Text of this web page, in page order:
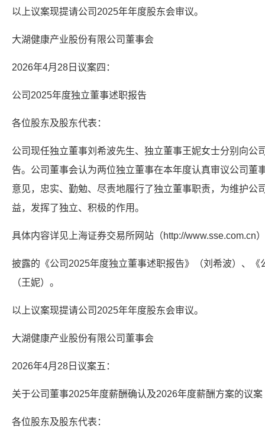
以上议案现提请公司2025年年度股东会审议。
大湖健康产业股份有限公司董事会
2026年4月28日议案四：
公司2025年度独立董事述职报告
各位股东及股东代表：
公司现任独立董事刘希波先生、独立董事王妮女士分别向公
告。公司董事会认为两位独立董事在本年度认真审议公司董
意见，忠实、勤勉、尽责地履行了独立董事职责，为维护公
益，发挥了独立、积极的作用。
具体内容详见上海证券交易所网站（http://www.sse.com.cn）
披露的《公司2025年度独立董事述职报告》（刘希波）、
（王妮）。
以上议案现提请公司2025年年度股东会审议。
大湖健康产业股份有限公司董事会
2026年4月28日议案五：
关于公司董事2025年度薪酬确认及2026年度薪酬方案的议案
各位股东及股东代表：